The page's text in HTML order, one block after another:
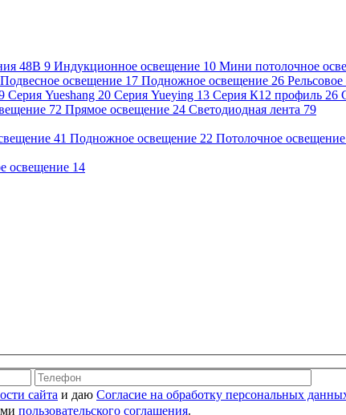
48В 9 Индукционное освещение 10 Мини потолочное
Подвесное освещение 17 Подножное освещение 26
Серия Yueshang 20 Серия Yueying 13 Серия К12 профиль 26
72 Прямое освещение 24 Светодиодная лента 79
41 Подножное освещение 22 Потолочное освещение
освещение 14
сайта и даю Согласие на обработку персональных
пользовательского соглашения.